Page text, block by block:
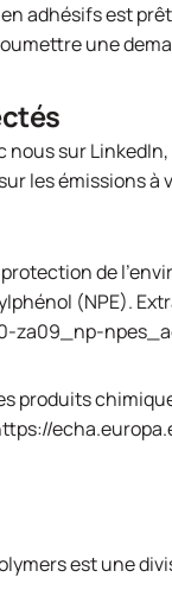
adhésifs est
une
nous surLinkedIn
les émissions
de
(NPE).
za09_np-
produits
est une